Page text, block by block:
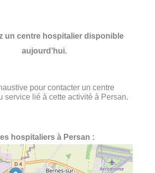
un centre hospitalier disponible
aujourd’hui.
pour contacter un centre
service lié à cette activité à Persan.
hospitaliers à Persan :